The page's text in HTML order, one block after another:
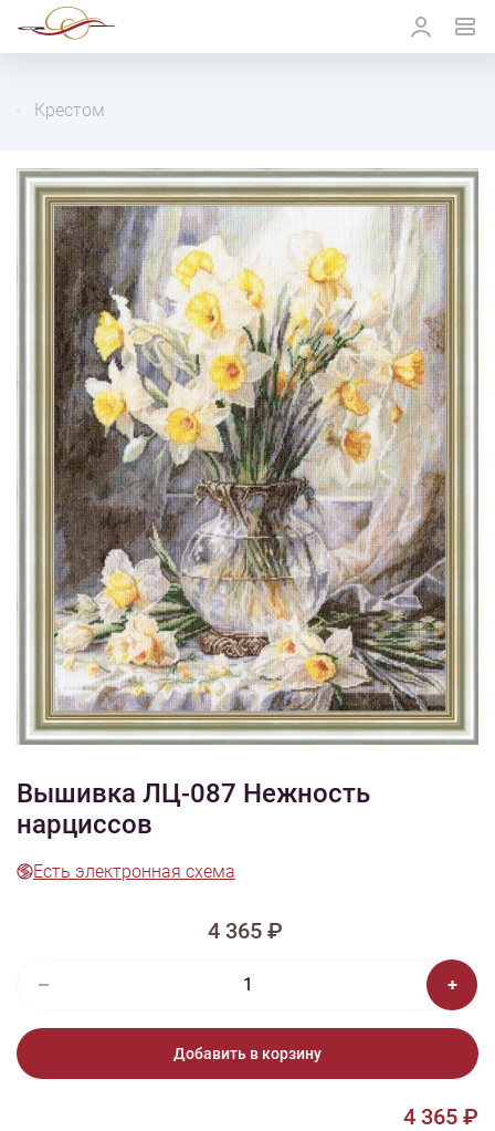
Крестом
1/9
Смотреть видео -
обзор
Смотреть видео - обзор
2
Изображения и цвет представленного товара могут незначительно
отличаться от оригинала продукции, взависимости от разрешения и
настроек вашего монитора, а также условий освещения при съемке
Вышивка ЛЦ-087 Нежность
нарциссов
Есть электронная схема
4 365 ₽
Добавить в корзину
4 365 ₽